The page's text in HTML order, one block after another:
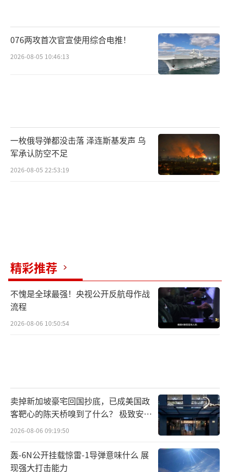
076两攻首次官宣使用综合电推！
2026-08-05 10:46:13
一枚俄导弹都没击落 泽连斯基发声 乌
军承认防空不足
2026-08-05 22:53:19
精彩推荐
不愧是全球最强！央视公开反航母作战
流程
2026-08-06 10:50:54
卖掉新加坡豪宅回国抄底，已成美国政
客靶心的陈天桥嗅到了什么？ 极致安全
的追寻
2026-08-06 09:19:50
轰-6N公开挂载惊雷-1导弹意味什么 展
现强大打击能力